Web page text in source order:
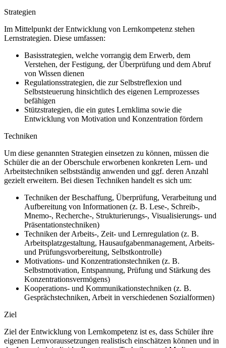
Strategien
Im Mittelpunkt der Entwicklung von Lernkompetenz stehen
Lernstrategien. Diese umfassen:
Basisstrategien, welche vorrangig dem Erwerb, dem
Verstehen, der Festigung, der Überprüfung und dem Abruf
von Wissen dienen
Regulationsstrategien, die zur Selbstreflexion und
Selbststeuerung hinsichtlich des eigenen Lernprozesses
befähigen
Stützstrategien, die ein gutes Lernklima sowie die
Entwicklung von Motivation und Konzentration fördern
Techniken
Um diese genannten Strategien einsetzen zu können, müssen die
Schüler die an der Oberschule erworbenen konkreten Lern- und
Arbeitstechniken selbstständig anwenden und ggf. deren Anzahl
gezielt erweitern. Bei diesen Techniken handelt es sich um:
Techniken der Beschaffung, Überprüfung, Verarbeitung und
Aufbereitung von Informationen (z. B. Lese-, Schreib-,
Mnemo-, Recherche-, Strukturierungs-, Visualisierungs- und
Präsentationstechniken)
Techniken der Arbeits-, Zeit- und Lernregulation (z. B.
Arbeitsplatzgestaltung, Hausaufgabenmanagement, Arbeits-
und Prüfungsvorbereitung, Selbstkontrolle)
Motivations- und Konzentrationstechniken (z. B.
Selbstmotivation, Entspannung, Prüfung und Stärkung des
Konzentrationsvermögens)
Kooperations- und Kommunikationstechniken (z. B.
Gesprächstechniken, Arbeit in verschiedenen Sozialformen)
Ziel
Ziel der Entwicklung von Lernkompetenz ist es, dass Schüler ihre
eigenen Lernvoraussetzungen realistisch einschätzen können und in